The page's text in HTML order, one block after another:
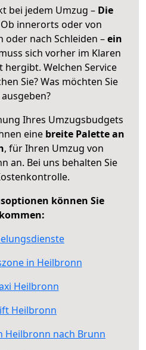
bei jedem Umzug – Die
Ob innerorts oder von
nach Schleiden –ein
sich vorher im Klaren
hergibt. Welchen Service
Sie? Was möchten Sie
Ihres Umzugsbudgets
eine breite Palette an
, für Ihren Umzug von
an. Bei uns behalten Sie
können Sie
in Heilbronn
Heilbronn
Heilbronn
Heilbronn nach Brunn